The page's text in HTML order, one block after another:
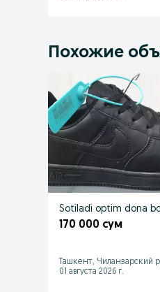
Похожие
Sotiladi optim dona
170 000 сум
Ташкент, Чиланзарский
01 августа 2026 г.